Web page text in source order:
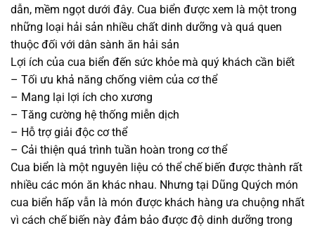
dẫn, mềm ngọt dưới đây. Cua biển được xem là một trong
những loại hải sản nhiều chất dinh dưỡng và quá quen
thuộc đối với dân sành ăn hải sản
Lợi ích của cua biển đến sức khỏe mà quý khách cần biết
– Tối ưu khả năng chống viêm của cơ thể
– Mang lại lợi ích cho xương
– Tăng cường hệ thống miễn dịch
– Hỗ trợ giải độc cơ thể
– Cải thiện quá trình tuần hoàn trong cơ thể
Cua biển là một nguyên liệu có thể chế biến được thành rất
nhiều các món ăn khác nhau. Nhưng tại Dũng Quých món
cua biển hấp vẫn là món được khách hàng ưa chuộng nhất
vì cách chế biến này đảm bảo được độ dinh dưỡng trong